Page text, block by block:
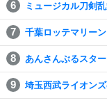
ミュージカル刀剣
千葉ロッテマリー
あんさんぶるスタ
埼玉西武ライオン